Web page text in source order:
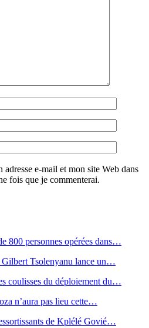
e-mail et mon site Web dans
fois que je commenterai.
800 personnes opérées dans…
Gilbert Tsolenyanu lance un…
coulisses du déploiement du…
n’aura pas lieu cette…
de Kplélé Govié…